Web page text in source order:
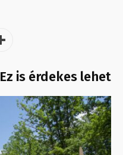
Ez is érdekes lehet